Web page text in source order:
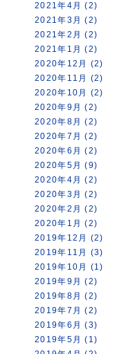
2021年4月 (2)
2021年3月 (2)
2021年2月 (2)
2021年1月 (2)
2020年12月 (2)
2020年11月 (2)
2020年10月 (2)
2020年9月 (2)
2020年8月 (2)
2020年7月 (2)
2020年6月 (2)
2020年5月 (9)
2020年4月 (2)
2020年3月 (2)
2020年2月 (2)
2020年1月 (2)
2019年12月 (2)
2019年11月 (3)
2019年10月 (1)
2019年9月 (2)
2019年8月 (2)
2019年7月 (2)
2019年6月 (3)
2019年5月 (1)